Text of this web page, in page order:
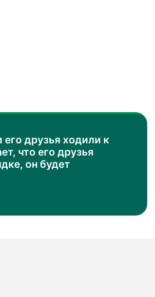
друзья ходили к
что его друзья
он будет